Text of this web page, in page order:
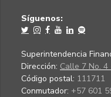
Síguenos:
Superintendencia
Dirección: Calle 7 No. 4
Código postal: 111711
Conmutador: +57 601